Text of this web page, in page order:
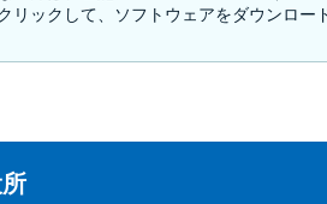
リックして、ソフトウェアをダウンロー